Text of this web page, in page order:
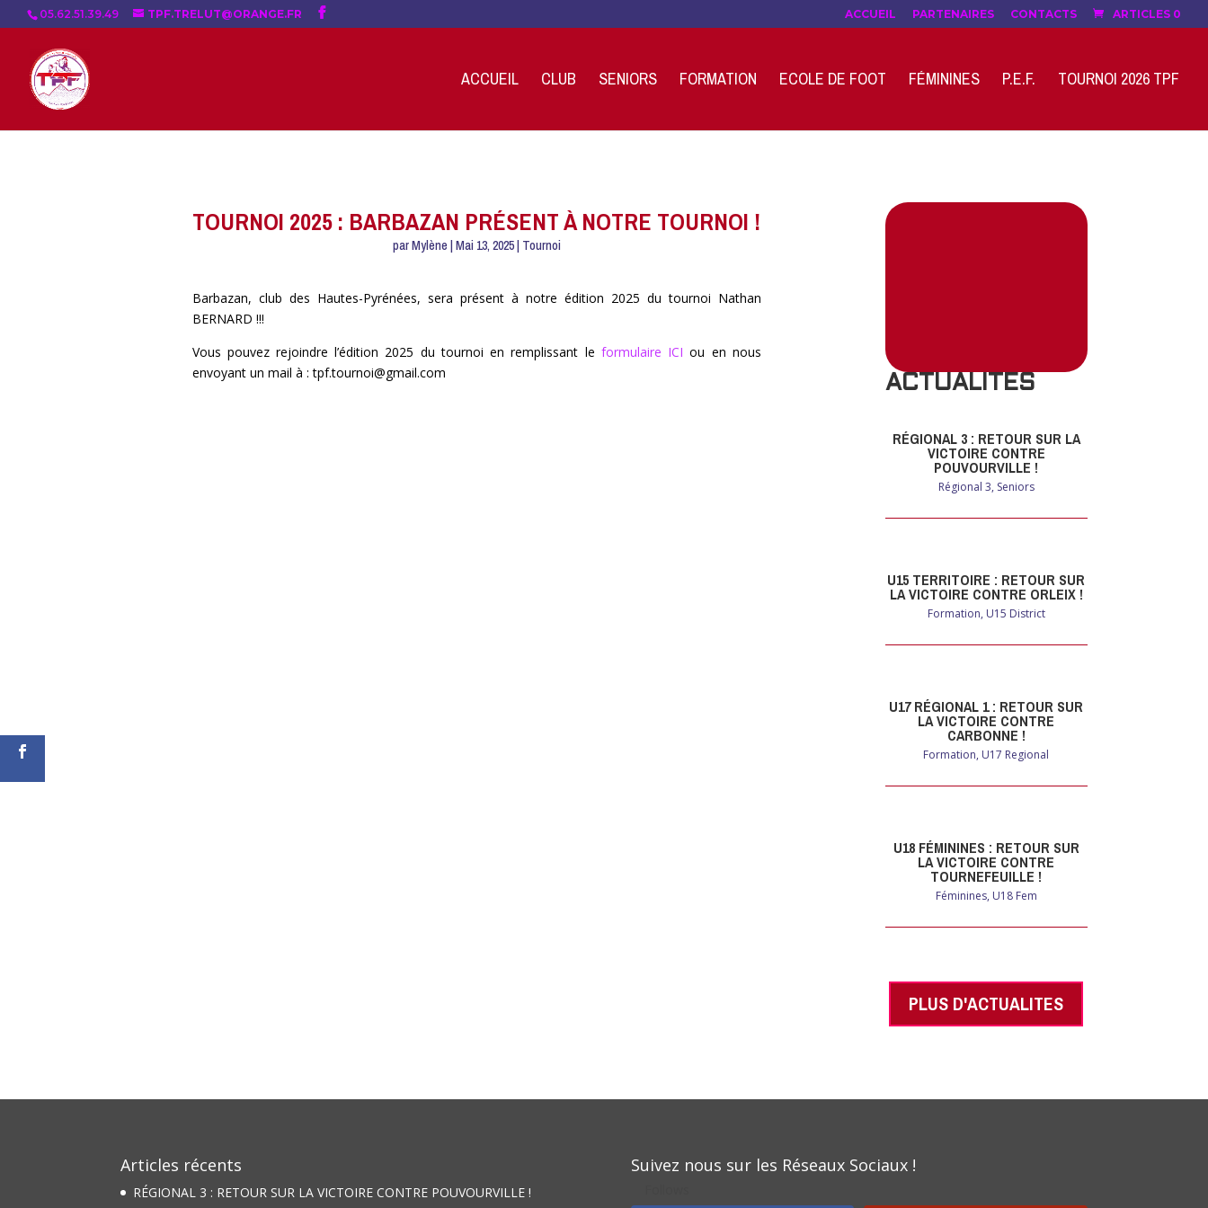
05.62.51.39.49 TPF.TRELUT@ORANGE.FR ACCUEIL PARTENAIRES CONTACTS ARTICLES 0
ACCUEIL CLUB SENIORS FORMATION ECOLE DE FOOT FÉMININES P.E.F. TOURNOI 2026 TPF
TOURNOI 2025 : BARBAZAN PRÉSENT À NOTRE TOURNOI !
parMylène | Mai 13, 2025| Tournoi
Barbazan, club des Hautes-Pyrénées, sera présent à notre édition 2025 du tournoi Nathan
BERNARD !!!
Vous pouvez rejoindre l’édition 2025 du tournoi en remplissant le formulaire ICI ou en nous
envoyant un mail à : tpf.tournoi@gmail.com
ACTUALITES
RÉGIONAL 3 : RETOUR SUR LA
VICTOIRE CONTRE
POUVOURVILLE !
Régional 3, Seniors
U15 TERRITOIRE : RETOUR SUR
LA VICTOIRE CONTRE ORLEIX !
Formation, U15 District
U17 RÉGIONAL 1 : RETOUR SUR
LA VICTOIRE CONTRE
CARBONNE !
Formation, U17 Regional
U18 FÉMININES : RETOUR SUR
LA VICTOIRE CONTRE
TOURNEFEUILLE !
Féminines, U18 Fem
PLUS D'ACTUALITES
Articles récents
RÉGIONAL 3 : RETOUR SUR LA VICTOIRE CONTRE POUVOURVILLE !
Suivez nous sur les Réseaux Sociaux !